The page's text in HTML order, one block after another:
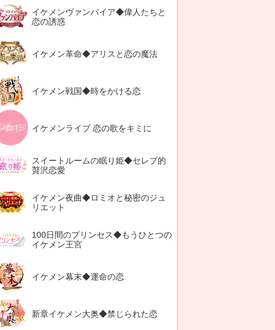
イケメンヴァンパイア◆偉人たちと
恋の誘惑
イケメン革命◆アリスと恋の魔法
イケメン戦国◆時をかける恋
イケメンライブ 恋の歌をキミに
スイートルームの眠り姫◆セレブ的
贅沢恋愛
イケメン夜曲◆ロミオと秘密のジュ
リエット
100日間のプリンセス◆もうひとつの
イケメン王宮
イケメン幕末◆運命の恋
新章イケメン大奥◆禁じられた恋